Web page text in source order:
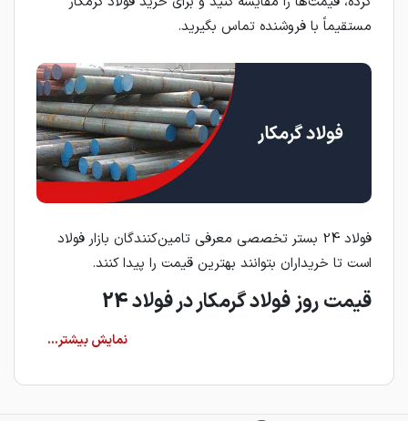
مستقیماً با فروشنده تماس بگیرید.
فولاد 24 بستر تخصصی معرفی تامین‌کنندگان بازار فولاد
است تا خریداران بتوانند بهترین قیمت را پیدا کنند.
قیمت روز فولاد گرمکار در فولاد 24
قیمت فولاد گرمکار به‌صورت روزانه و بر اساس شرایط بازار
موجودی انبارها از مهم‌ترین عوامل تغییر قیمت هستند.